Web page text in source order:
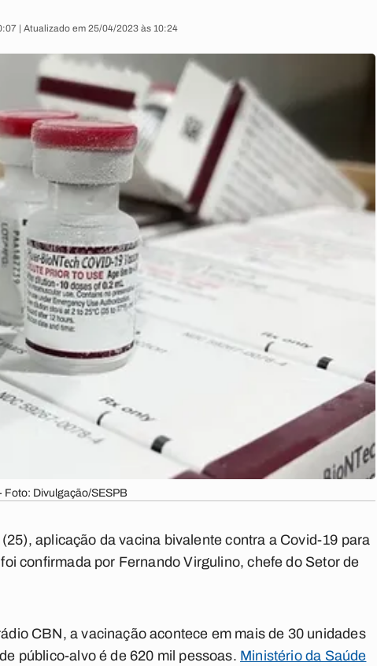
| Atualizado em 25/04/2023 às 10:24
Foto: Divulgação/SESPB
aplicação da vacina bivalente contra a Covid-19 para
confirmada por Fernando Virgulino, chefe do Setor de
CBN, a vacinação acontece em mais de 30 unidades
público-alvo é de 620 mil pessoas. Ministério da Saúde